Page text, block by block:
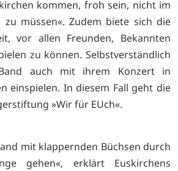
kommen, froh sein, nicht im
zu müssen«. Zudem biete sich die
vor allen Freunden, Bekannten
zu können. Selbstverständlich
auch mit ihrem Konzert in
einspielen. In diesem Fall geht die
»Wir für EUch«.
mit klappernden Büchsen durch
gehen«, erklärt Euskirchens